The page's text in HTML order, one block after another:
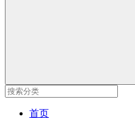
首页